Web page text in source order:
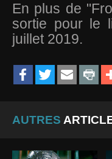
En plus de
sortie pour le
juillet 2019.
AUTRES